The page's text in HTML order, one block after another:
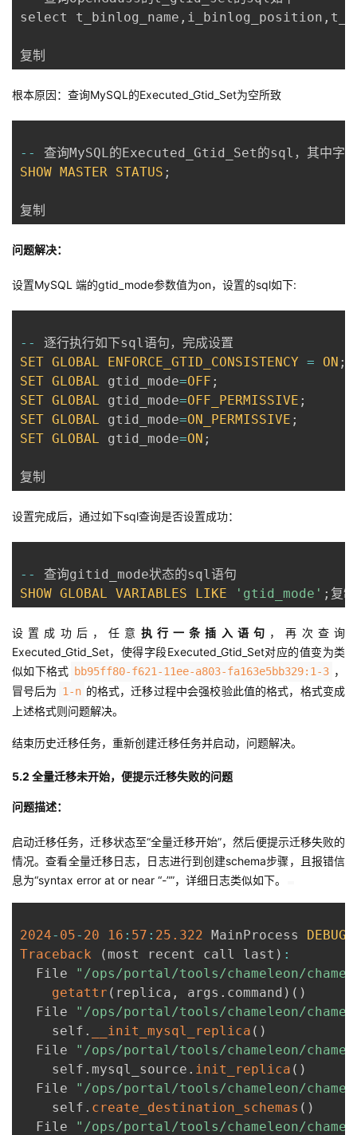
select t_binlog_name , i_binlog_position ,
复制
根本原因：查询MySQL的Executed_Gtid_Set为空所致
--
SHOW MASTER STATUS ;
复制
问题解决：
设置MySQL 端的gtid_mode参数值为on，设置的sql如下:
--
SET GLOBAL ENFORCE_GTID_CONSISTENCY = ON ;
SET GLOBAL gtid_mode=OFF ;
SET GLOBAL gtid_mode=OFF_PERMISSIVE ;
SET GLOBAL gtid_mode=ON_PERMISSIVE ;
SET GLOBAL gtid_mode=ON ;
复制
设置完成后，通过如下sql查询是否设置成功：
--
SHOW GLOBAL VARIABLES LIKE 'gtid_mode' ; 复制
设置成功后，任意 执行一条插入语句 ，再次查询
Executed_Gtid_Set，使得字段Executed_Gtid_Set对应的值变为类
似如下格式 bb95ff80-f621-11ee-a803-fa163e5bb329:1-3 ，
冒号后为 1-n 的格式，迁移过程中会强校验此值的格式，格式变成
上述格式则问题解决。
结束历史迁移任务，重新创建迁移任务并启动，问题解决。
5.2 全量迁移未开始，便提示迁移失败的问题
问题描述：
启动迁移任务，迁移状态至“全量迁移开始”，然后便提示迁移失败的
情况。查看全量迁移日志，日志进行到创建schema步骤，且报错信
息为“syntax error at or near “-””，详细日志类似如下。
2024- 05- 20 16 : 57 : 25.322 MainProcess DEBUG
Traceback
( most recent call last ) :
  File
"/ops/portal/tools/chameleon/
getattr ( replica , args . command ) ( )
  File
"/ops/portal/tools/chameleon/
    self
. __init_mysql_replica ( )
  File
"/ops/portal/tools/chameleon/
    self
. mysql_source . init_replica ( )
  File
"/ops/portal/tools/chameleon/
    self
. create_destination_schemas ( )
  File
"/ops/portal/tools/chameleon/